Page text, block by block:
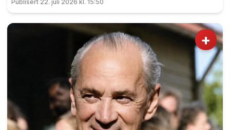
monumentet på Eidsvoll Verk.
Publisert 22. juli 2026 kl. 15:50
+